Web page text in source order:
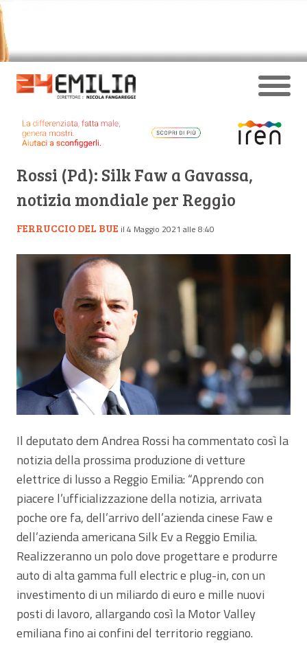
Rossi (Pd): Silk Faw a Gavassa,
notizia mondiale per Reggio
FERRUCCIO DEL BUE il 4 Maggio 2021 alle 8:40
Il deputato dem Andrea Rossi ha commentato così la
notizia della prossima produzione di vetture
elettrice di lusso a Reggio Emilia: “Apprendo con
piacere l’ufficializzazione della notizia, arrivata
poche ore fa, dell’arrivo dell’azienda cinese Faw e
dell’azienda americana Silk Ev a Reggio Emilia.
Realizzeranno un polo dove progettare e produrre
auto di alta gamma full electric e plug-in, con un
investimento di un miliardo di euro e mille nuovi
posti di lavoro, allargando così la Motor Valley
emiliana fino ai confini del territorio reggiano.